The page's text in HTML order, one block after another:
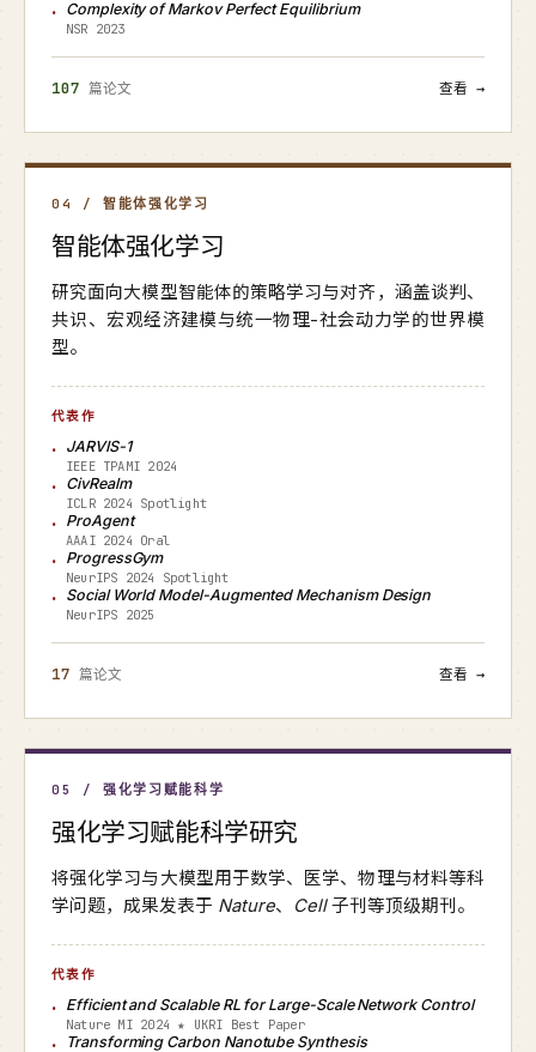
Complexity of Markov Perfect Equilibrium
NSR 2023
107 篇论文 查看 →
04 / 智能体强化学习
智能体强化学习
研究面向大模型智能体的策略学习与对齐，涵盖谈判、
共识、宏观经济建模与统一物理-社会动力学的世界模
型。
代表作
JARVIS-1
IEEE TPAMI 2024
CivRealm
ICLR 2024 Spotlight
ProAgent
AAAI 2024 Oral
ProgressGym
NeurIPS 2024 Spotlight
Social World Model-Augmented Mechanism Design
NeurIPS 2025
17 篇论文 查看 →
05 / 强化学习赋能科学
强化学习赋能科学研究
将强化学习与大模型用于数学、医学、物理与材料等科
学问题，成果发表于 Nature、 Cell子刊等顶级期刊。
代表作
Efficient and Scalable RL for Large-Scale Network Control
Nature MI 2024 ★ UKRI Best Paper
Transforming Carbon Nanotube Synthesis